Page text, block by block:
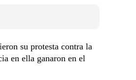
su protesta contra la
en ella ganaron en el